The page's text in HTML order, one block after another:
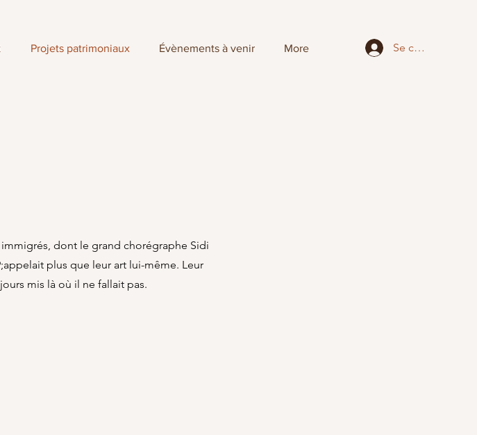
Projets patrimoniaux Évènements à venir More Se connecter
dont le grand chorégraphe Sidi
plus que leur art lui-même. Leur
mis là où il ne fallait pas.